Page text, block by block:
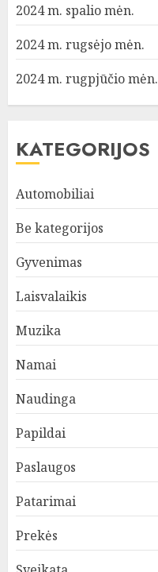
2024 m. spalio mėn.
2024 m. rugsėjo mėn.
2024 m. rugpjūčio mėn.
KATEGORIJOS
Automobiliai
Be kategorijos
Gyvenimas
Laisvalaikis
Muzika
Namai
Naudinga
Papildai
Paslaugos
Patarimai
Prekės